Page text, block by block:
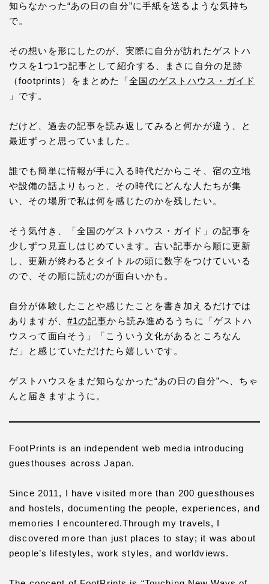
知らなかった“あの日の自分”に手紙を送るような気持ち
で。
その想いを形にしたのが、実際に自分が訪れたゲストハ
ウスを1つ1つ記事として紹介する、まさに自分の足跡
（footprints）をまとめた「全国のゲストハウス・ガイド
」です。
だけど、過去の記事を読み返してみると何かが違う、と
最近ずっと思っていました。
誰でも簡単に情報が手に入る時代だからこそ、宿の立地
や設備の話よりもっと、その時代にどんな人たちが集
い、その場所で私は何を感じたのかを残したい。
そう気付き、「全国のゲストハウス・ガイド」の記事を
少しずつ見直しはじめています。古い記事から順に更新
し、更新が終わるとタイトルの頭に数字をつけていいる
ので、その順に読むのが面白いかも。
自分が体験したことや感じたことを書き加えるだけでは
ありますが、 #1の記事から読み進めるうちに「ゲストハ
ウスって面白そう」「こういう文化があるところなん
だ」と感じていただけたら嬉しいです。
ゲストハウスをまだ知らなかった“あの日の自分”へ、ちゃ
んと届きますように。
FootPrints is an independent web media introducing
guesthouses across Japan.
Since 2011, I have visited more than 200 guesthouses
and hostels, documenting the people, experiences, and
memories I encountered.Through my travels, I
discovered more than just places to stay; it was about
people’s lifestyles, work styles, and worldviews.